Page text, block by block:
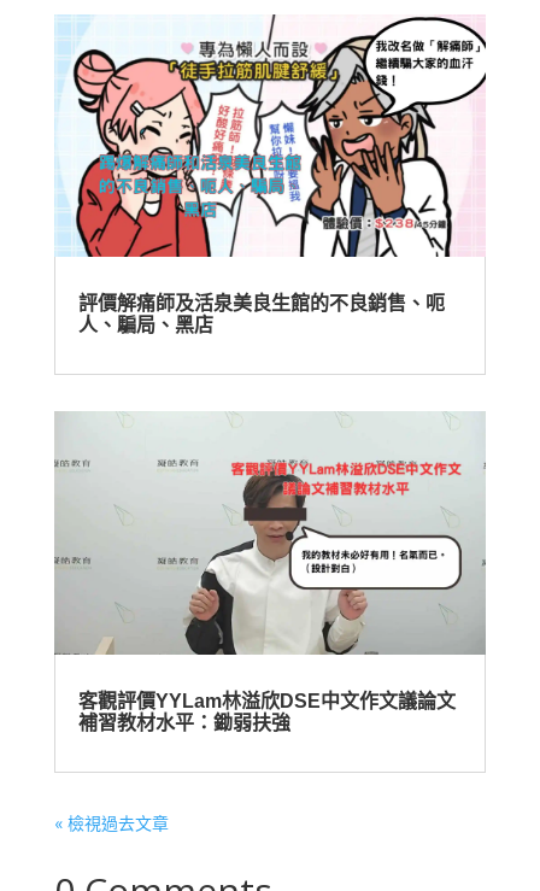
評價解痛師及活泉美良生館的不良銷售、呃
人、騙局、黑店
客觀評價YYLam林溢欣DSE中文作文議論文
補習教材水平：鋤弱扶強
« 檢視過去文章